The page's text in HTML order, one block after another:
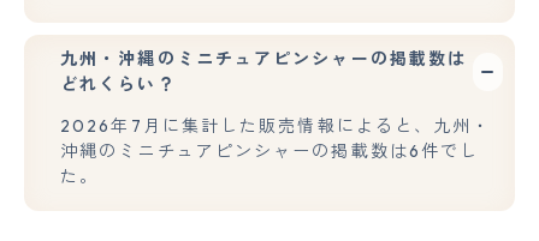
九州・沖縄のミニチュアピンシャーの掲載数は
どれくらい？
2026年7月に集計した販売情報によると、九州・
沖縄のミニチュアピンシャーの掲載数は6件でし
た。